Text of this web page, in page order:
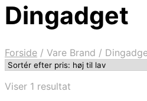
Dingadget
Forside / Vare Brand /
Viser 1 resultat